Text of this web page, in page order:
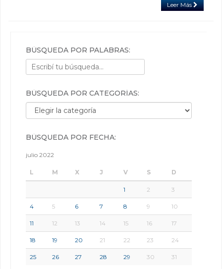
Leer Más
BÚSQUEDA POR PALABRAS:
BÚSQUEDA POR CATEGORÍAS:
Búsqueda por categorías:
BÚSQUEDA POR FECHA:
julio 2022
L M X J V S D
1 2 3
4 5 6 7 8 9 10
11 12 13 14 15 16 17
18 19 20 21 22 23 24
25 26 27 28 29 30 31